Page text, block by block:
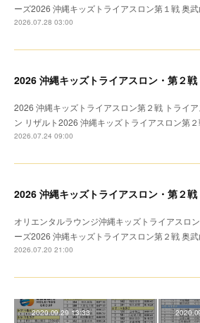
ーズ2026 沖縄キッズトライアスロン第１戦 奥
2026.07.28 03:00
2026 沖縄キッズトライアスロン第２戦 トライア
ン リザルト2026 沖縄キッズトライアスロン第
2026.07.24 09:00
オリエンタルラウンジ沖縄キッズトライアスロ
ーズ2026 沖縄キッズトライアスロン第２戦 奥
2026.07.20 21:00
2020.09.29 13:33